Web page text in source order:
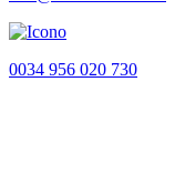
0034 956 020 730